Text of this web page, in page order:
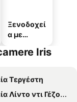
Ξενοδοχεί
α με
Iris
Τεργέστη
Λίντο ντι Γέζολο